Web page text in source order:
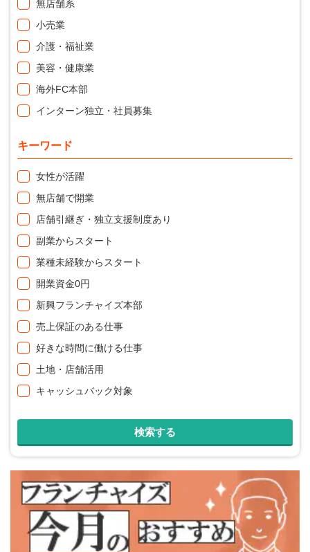
無店舗系
小売業
介護・福祉業
美容・健康業
海外FC本部
インターン独立・社員募集
キーワード
女性が活躍
無店舗で開業
店舗引継ぎ・独立支援制度あり
副業からスタート
業種未経験からスタート
開業資金0円
新興フランチャイズ本部
売上保証のある仕事
好きな時間に働ける仕事
土地・店舗活用
キャッシュバック対象